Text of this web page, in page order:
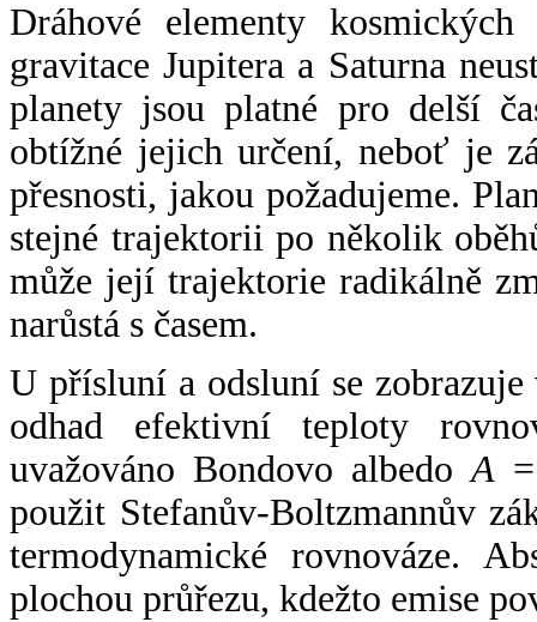
Dráhové elementy
gravitace Jupitera a Saturna
planety jsou platné pro delší
obtížné jejich určení, neboť je
přesnosti, jakou požadujeme.
stejné trajektorii po několik
může její trajektorie radikálně
narůstá s časem.
U přísluní a odsluní se
odhad efektivní teploty
uvažováno Bondovo albedoA
použit Stefanův-Boltzmannův
termodynamické rovnováze.
plochou průřezu, kdežto emise